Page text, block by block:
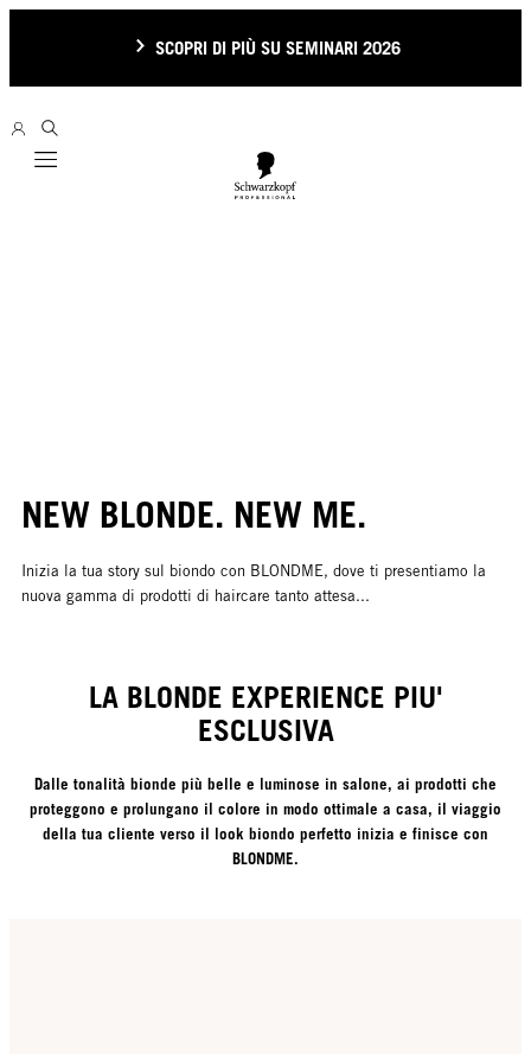
SCOPRI DI PIÙ SU SEMINARI 2026
Mobile navigation
NEW BLONDE. NEW ME.
Inizia la tua story sul biondo con BLONDME, dove ti presentiamo la
nuova gamma di prodotti di haircare tanto attesa...
LA BLONDE EXPERIENCE PIU'
ESCLUSIVA
Dalle tonalità bionde più belle e luminose in salone, ai prodotti che
proteggono e prolungano il colore in modo ottimale a casa, il viaggio
della tua cliente verso il look biondo perfetto inizia e finisce con
BLONDME.